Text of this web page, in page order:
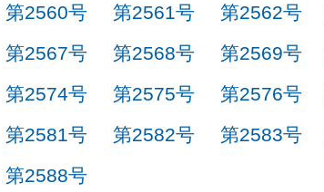
第2560号 第2561号 第2562号
第2567号 第2568号 第2569号
第2574号 第2575号 第2576号
第2581号 第2582号 第2583号
第2588号